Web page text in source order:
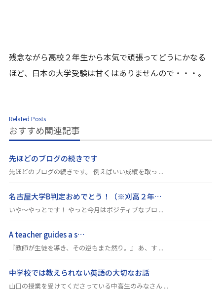
残念ながら高校２年生から本気で頑張ってどうにかなる
ほど、日本の大学受験は甘くはありませんので・・・。
Related Posts
おすすめ関連記事
先ほどのブログの続きです
先ほどのブログの続きです。 例えばいい成績を取っ ...
名古屋大学B判定おめでとう！（※刈高２年…
いや～やっとです！ やっと今月はポジティブなブロ ...
A teacher guides a s…
『教師が生徒を導き、その逆もまた然り。』 あ、す ...
中学校では教えられない英語の大切なお話
山口の授業を受けてくださっている中高生のみなさん ...